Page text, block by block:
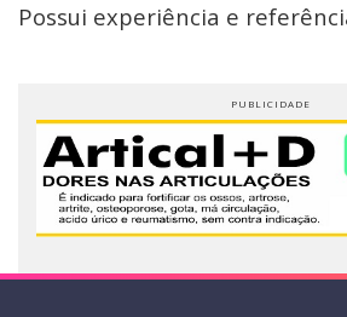
Possui experiência e